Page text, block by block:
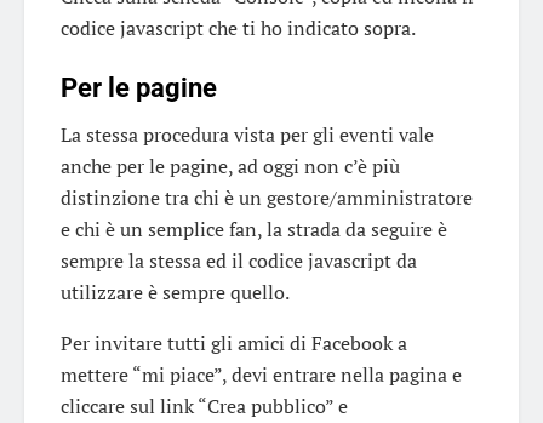
codice javascript che ti ho indicato sopra.
Per le pagine
La stessa procedura vista per gli eventi vale
anche per le pagine, ad oggi non c’è più
distinzione tra chi è un gestore/amministratore
e chi è un semplice fan, la strada da seguire è
sempre la stessa ed il codice javascript da
utilizzare è sempre quello.
Per invitare tutti gli amici di Facebook a
mettere “mi piace”, devi entrare nella pagina e
cliccare sul link “Crea pubblico” e